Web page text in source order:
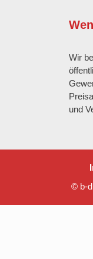
Wir
und
© b-